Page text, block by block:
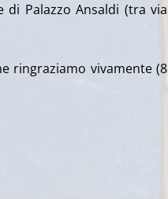
Palazzo Ansaldi (tra via
ringraziamo vivamente (8